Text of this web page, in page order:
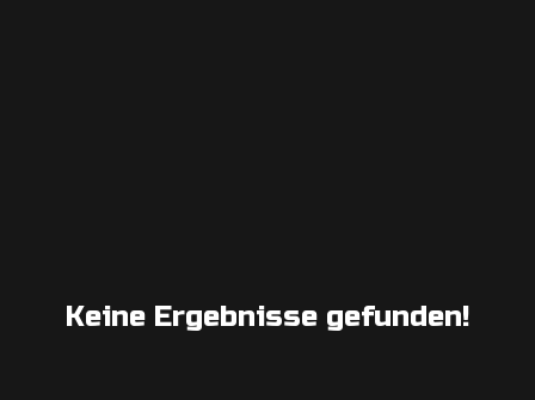
Keine Ergebnisse gefunden!